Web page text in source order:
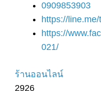
0909853903
https://
https://
021/
ร้านออนไลน์
2926